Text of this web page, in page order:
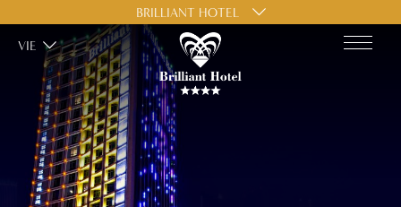
VIE
BRILLIANT HOTEL